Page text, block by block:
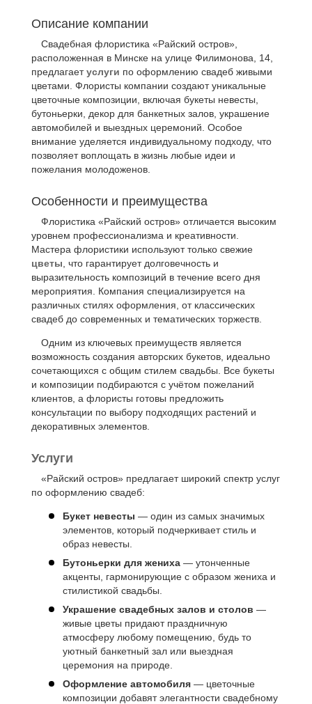
Описание компании
Свадебная флористика «Райский остров»,
расположенная в Минске на улице Филимонова, 14,
предлагаетуслуги по оформлению свадеб живыми
цветами. Флористы компании создают уникальные
цветочные композиции, включая букеты невесты,
бутоньерки, декор для банкетных залов, украшение
автомобилей и выездных церемоний. Особое
внимание уделяется индивидуальному подходу, что
позволяет воплощать в жизнь любые идеи и
пожелания молодоженов.
Особенности и преимущества
Флористика «Райский остров» отличается высоким
уровнем профессионализма и креативности.
Мастера флористики используют только свежие
цветы , что гарантирует долговечность и
выразительность композиций в течение всего дня
мероприятия. Компания специализируется на
различных стилях оформления, от классических
свадеб до современных и тематических торжеств.
Одним из ключевых преимуществ является
возможность создания авторских букетов, идеально
сочетающихся с общим стилем свадьбы. Все букеты
и композиции подбираются с учётом пожеланий
клиентов, а флористы готовы предложить
консультации по выбору подходящих растений и
декоративных элементов.
Услуги
«Райский остров» предлагает широкий спектр услуг
по оформлению свадеб:
Букет невесты — один из самых значимых
элементов, который подчеркивает стиль и
образ невесты.
Бутоньерки для жениха — утонченные
акценты, гармонирующие с образом жениха и
стилистикой свадьбы.
Украшение свадебных залов и столов —
живые цветы придают праздничную
атмосферу любому помещению, будь то
уютный банкетный зал или выездная
церемония на природе.
Оформление автомобиля — цветочные
композиции добавят элегантности свадебному